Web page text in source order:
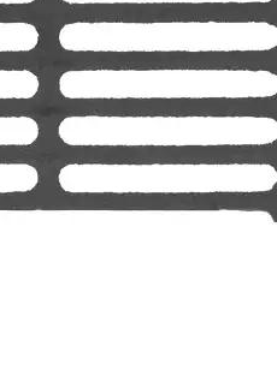
Poistotuotteet
Kausituotteet
Joulu
Joulu- ja kausivalot
Eläimet ja
tontut
Kyntteliköt
Valoketjut ja